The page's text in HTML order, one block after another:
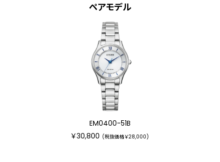
ペアモデル
EM0400-51B
￥30,800 (税抜価格￥28,000)